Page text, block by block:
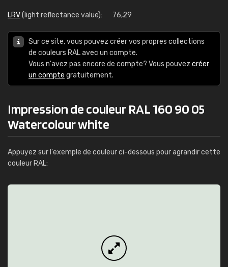
LRV(light reflectance value): 76,29
Sur ce site, vous pouvez créer vos propres collections
de couleurs RAL avec un compte.
Vous n'avez pas encore de compte? Vous pouvez créer
un compte gratuitement.
Impression de couleur RAL 160 90 05
Watercolour white
Appuyez sur l'exemple de couleur ci-dessous pour agrandir cette
couleur RAL: